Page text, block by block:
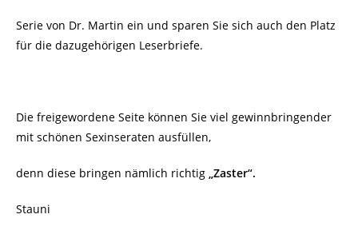
Serie von Dr. Martin ein und sparen Sie sich auch den Platz
für die dazugehörigen Leserbriefe.
Die freigewordene Seite können Sie viel gewinnbringender
mit schönen Sexinseraten ausfüllen,
denn diese bringen nämlich richtig „Zaster“.
Stauni